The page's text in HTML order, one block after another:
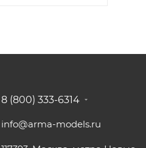
8 (800) 333-6314
info@arma-models.ru